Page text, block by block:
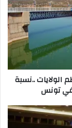
..نسبة